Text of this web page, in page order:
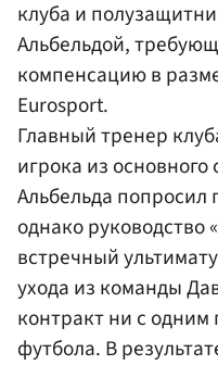
клуба и
Альбельдой,
компенсацию в
Eurosport.
Главный тренер
игрока из основного
Альбельда попросил
однако руководство
встречный
ухода из команды
контракт ни с одним
футбола. В